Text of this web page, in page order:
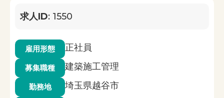
求人ID: 1550
雇用形態 正社員
募集職種 建築施工管理
勤務地 埼玉県越谷市